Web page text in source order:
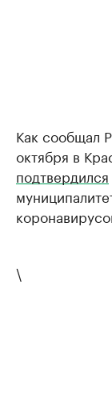
Как сообщал
октября в
подтвердился
\